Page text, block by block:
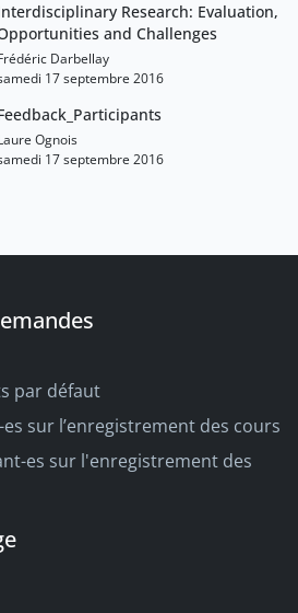
Research: Evaluation,
and Challenges
Darbellay
17 septembre 2016
Ognois
17 septembre 2016
par défaut
sur l’enregistrement des cours
es sur l'enregistrement des